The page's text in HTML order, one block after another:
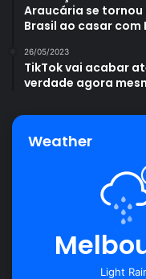
Araucária se
Brasil ao casar com
26/05/2023
TikTok vai acabar
verdade agora
Weather
Light